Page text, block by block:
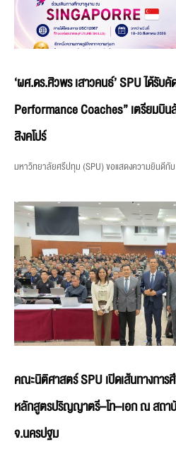
‘ผศ.ดร.ศิวพร เสาวคนธ์’ SPU ได้รับ
Performance Coaches” เตรียมบิ
สิงคโปร์
มหาวิทยาลัยศรีปทุม (SPU) ขอแสดงความยินดีกั
คณะนิติศาสตร์ SPU เปิดเส้นทางกา
หลักสูตรปริญญาตรี–โท–เอก ณ สถา
จ.นครปฐม